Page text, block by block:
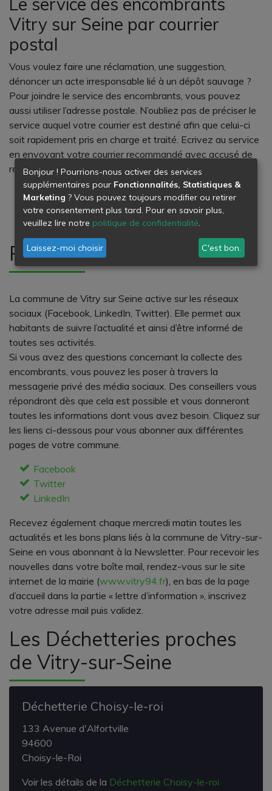
Vitry sur Seine par courrier
postal
Vous voulez faire une réclamation, une suggestion,
dénoncer un acte irresponsable lié à un dépôt sauvage ?
Pour joindre le service des encombrants, vous pouvez
aussi utiliser l’adresse postale. N’oubliez pas de préciser le
service auquel votre courrier est destiné afin que celui-ci
soit rapidement pris en charge et traité. Ecrivez au service
en envoyant votre courrier recommandé avec accusé de
réception à l’adresse ci-dessous :
Hôtel de ville Vitry-sur-Seine
2, av. Youri-Gagarine
94400 Vitry-sur-Seine
Réseaux sociaux
La commune de Vitry sur Seine active sur les réseaux
sociaux (Facebook, LinkedIn, Twitter). Elle permet aux
habitants de suivre l’actualité et ainsi d’être informé de
toutes ses activités.
Si vous avez des questions concernant la collecte des
encombrants, vous pouvez les poser à travers la
messagerie privé des média sociaux. Des conseillers vous
répondront dès que cela est possible et vous donneront
toutes les informations dont vous avez besoin. Cliquez sur
les liens ci-dessous pour vous abonner aux différentes
pages de votre commune.
Facebook
Twitter
LinkedIn
Recevez également chaque mercredi matin toutes les
actualités et les bons plans liés à la commune de Vitry-sur-
Seine en vous abonnant à la Newsletter. Pour recevoir les
nouvelles dans votre boîte mail, rendez-vous sur le site
internet de la mairie (www.vitry94.fr), en bas de la page
d’accueil dans la partie « lettre d’information », inscrivez
votre adresse mail puis validez.
Les Déchetteries proches
de Vitry-sur-Seine
Déchetterie Choisy-le-roi
133 Avenue d'Alfortville
94600
Choisy-le-Roi
Voir les détails de la Déchetterie Choisy-le-roi
Bonjour ! Pourrions-nous activer des services
supplémentaires pour Fonctionnalités, Statistiques &
Marketing ? Vous pouvez toujours modifier ou retirer
votre consentement plus tard. Pour en savoir plus,
veuillez lire notre politique de confidentialité.
Laissez-moi choisir C'est bon.